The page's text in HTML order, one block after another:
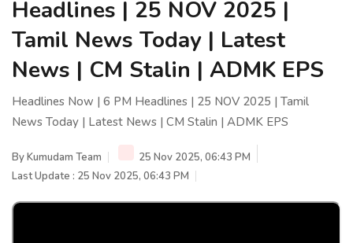
Headlines | 25 NOV 2025 |
Tamil News Today | Latest
News | CM Stalin | ADMK EPS
Headlines Now | 6 PM Headlines | 25 NOV 2025 | Tamil
News Today | Latest News | CM Stalin | ADMK EPS
ByKumudam Team
25 Nov 2025, 06:43 PM
Last Update : 25 Nov 2025, 06:43 PM